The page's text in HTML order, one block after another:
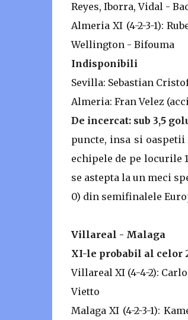
Reyes, Iborra, Vidal -
Almeria XI (4-2-3-1):
Wellington - Bifouma
Indisponibili
Sevilla: Sebastian
Almeria: Fran Velez
De incercat: sub 3,5
puncte, insa si
echipele de pe locurile
se astepta la un meci
0) din semifinalele
Villareal - Malaga
XI-le probabil al celor
Villareal XI (4-4-2):
Vietto
Malaga XI (4-2-3-1):